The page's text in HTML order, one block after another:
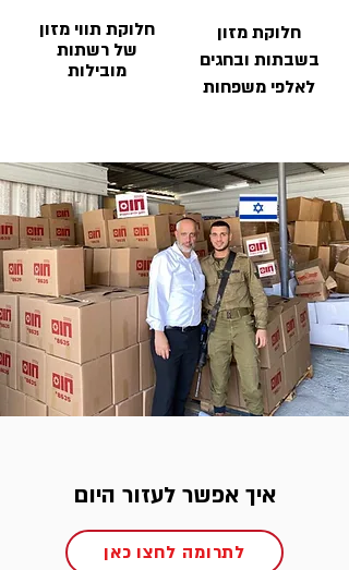
חלוקת תווי מזון
של רשתות
מובילות
חלוקת מזון
בשבתות ובחגים
לאלפי משפחות
איך אפשר לעזור היום
לתרומה לחצו כאן